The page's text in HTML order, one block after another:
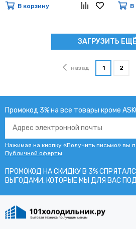
В корзину В
ЗАГРУЗИТЬ
назад 1 2
Промокод 3% на все товары кроме
Нажимая на кнопку «Получить письмо» вы
Публичной оферты
ПРОМОКОД НА СКИДКУ В 3%
ВЫГОДАМИ, КОТОРЫЕ МЫ ДЛЯ ВАС